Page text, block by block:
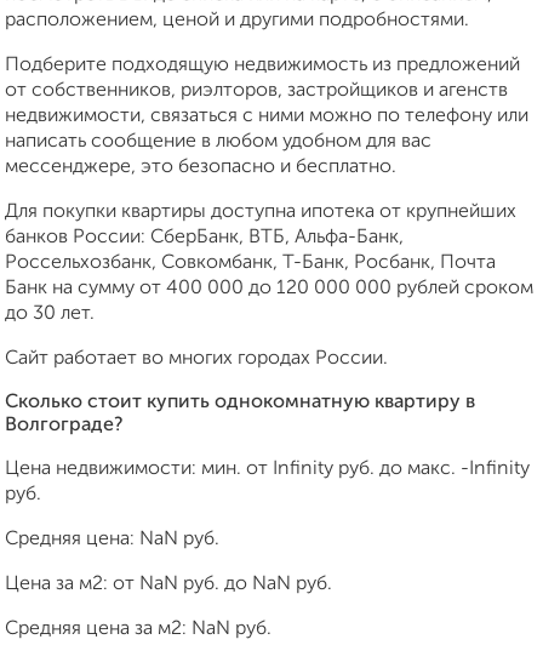
расположением, ценой и другими подробностями.
Подберите подходящую недвижимость из предложений
от собственников, риэлторов, застройщиков и агенств
недвижимости, связаться с ними можно по телефону или
написать сообщение в любом удобном для вас
мессенджере, это безопасно и бесплатно.
Для покупки квартиры доступна ипотека от крупнейших
банков России: СберБанк, ВТБ, Альфа-Банк,
Россельхозбанк, Совкомбанк, Т-Банк, Росбанк, Почта
Банк на сумму от 400 000 до 120 000 000 рублей сроком
до 30 лет.
Сайт работает во многих городах России.
Сколько стоит купить однокомнатную квартиру в
Волгограде?
Цена недвижимости: мин. от Infinity руб. до макс. -Infinity
руб.
Средняя цена: NaN руб.
Цена за м2: от NaN руб. до NaN руб.
Средняя цена за м2: NaN руб.